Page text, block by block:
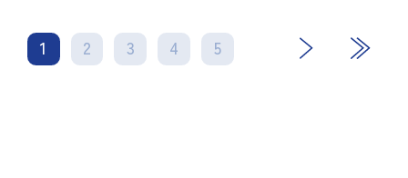
1 2 3 4 5
次